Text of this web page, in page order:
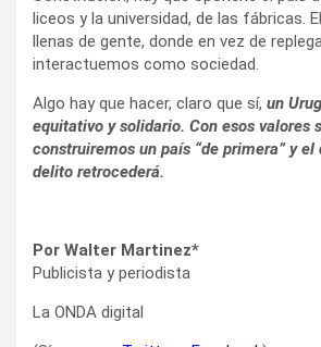
liceos y la universidad, de las fábricas.
llenas de gente, donde en vez de
interactuemos como sociedad.
Algo hay que hacer, claro que sí, un
equitativo y solidario. Con esos valores
construiremos un país “de primera” y
delito retrocederá.
Por Walter Martinez*
Publicista y periodista
La ONDA digital